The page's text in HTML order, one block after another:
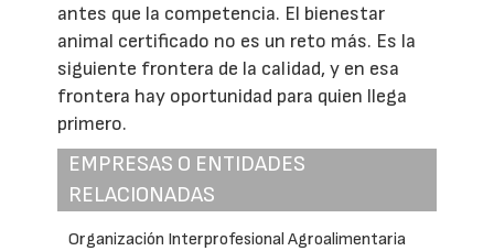
antes que la competencia. El bienestar
animal certificado no es un reto más. Es la
siguiente frontera de la calidad, y en esa
frontera hay oportunidad para quien llega
primero.
EMPRESAS O ENTIDADES
RELACIONADAS
Organización Interprofesional Agroalimentaria